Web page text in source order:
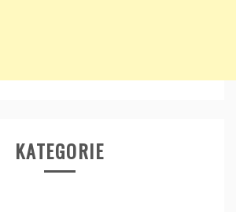
KATEGORIE